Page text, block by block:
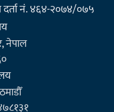
दर्ता नं. ४६४-२०७४/०७५
नेपाल